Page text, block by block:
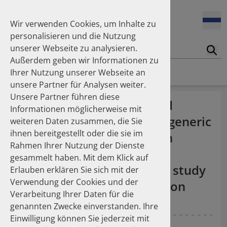
Homepage Publikationen
Feldt Sandra
Fischer Laura
Franzmann Alexandra
Freudewald Leonard G.
Friedland Kristina
Friis Robert
Ganso Matthias
Goebel Ralf
Götzinger Felix
Gradl Gabriele
Griese-Mammen Nina
Hadji Peyman
Haehling Stephan
Haidinger Gerald
Hansen Kerstin
Heinemann Axel
Heinemann Lutz
den Hausmüll?
17.04.2026
Das Potenzial des DAPI zur Unterstützung der
Apothekerkammern – Was ist das DAPI?
07.04.2026
Trends in use of antipsychotics in Germany 2014–2024: a
nationwide population-based study
25.11.2025
Increasing use of non-statin and combination lipid-
lowering therapies 2012–2025: a nationwide study
23.10.2025
Inhaler use and their carbon footprint in Germany: a 10-
year analysis (2013–2022)
Effect of switching branded
risedronate to branded or generic
alendronate on medication
compliance with weekly
bisphosphonates: a cohort study
utilizing the dapi prescription
claims database
Schüssel K Czeche S Möhrke W Schulz M
Wir verwenden Cookies, um Inhalte zu
personalisieren und die Nutzung
unserer Webseite zu analysieren.
Außerdem geben wir Informationen zu
Ihrer Nutzung unserer Webseite an
unsere Partner für Analysen weiter.
Unsere Partner führen diese
Informationen möglicherweise mit
weiteren Daten zusammen, die Sie
ihnen bereitgestellt oder die sie im
Rahmen Ihrer Nutzung der Dienste
gesammelt haben. Mit dem Klick auf
Erlauben erklären Sie sich mit der
Verwendung der Cookies und der
Verarbeitung Ihrer Daten für die
genannten Zwecke einverstanden. Ihre
Einwilligung können Sie jederzeit mit